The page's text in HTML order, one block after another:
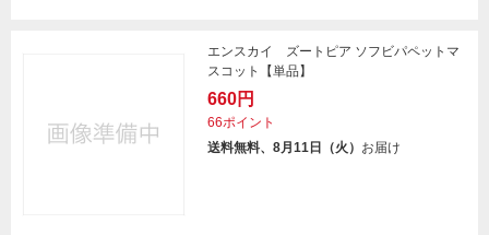
エンスカイ ズートピア ソフビパペットマ
スコット【単品】
660円
66ポイント
送料無料、8月11日（火） お届け